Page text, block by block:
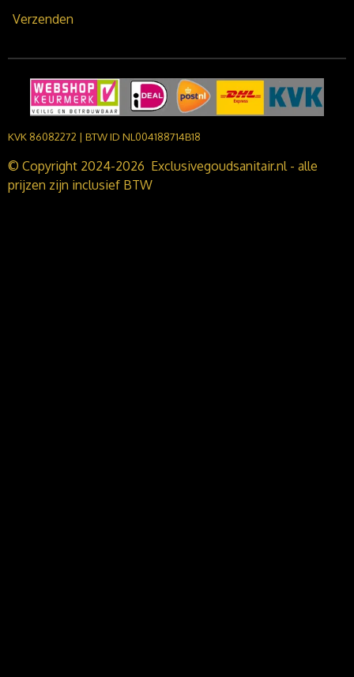
Verzenden
KVK 86082272 | BTW ID NL004188714B18
© Copyright 2024-2026 Exclusivegoudsanitair.nl - alle
prijzen zijn inclusief BTW